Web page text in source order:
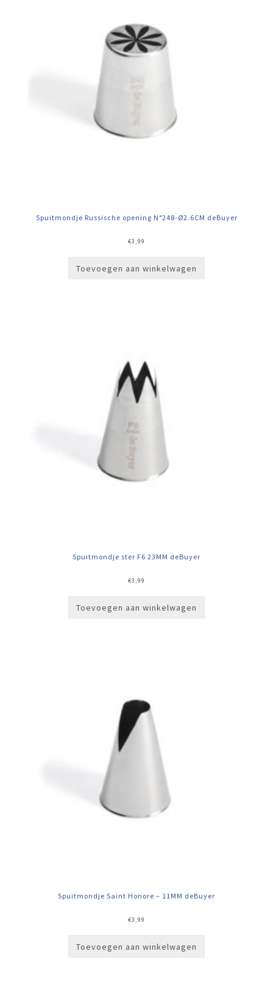
Spuitmondje Russische opening N°248-Ø2.6CM deBuyer
€3,99
Toevoegen aan winkelwagen
Spuitmondje ster F6 23MM deBuyer
€3,99
Toevoegen aan winkelwagen
Spuitmondje Saint Honore – 11MM deBuyer
€3,99
Toevoegen aan winkelwagen